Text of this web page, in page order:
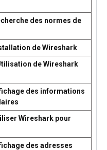
des normes de
de Wireshark
de Wireshark
des informations
Wireshark pour
des adresses